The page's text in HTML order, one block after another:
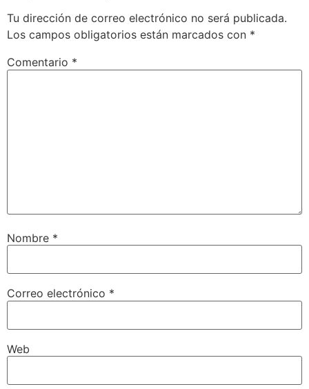
Tu dirección de correo electrónico no será publicada.
Los campos obligatorios están marcados con *
Comentario *
Nombre *
Correo electrónico *
Web